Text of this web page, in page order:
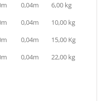
0,04m
6,00 kg
0,04m
10,00 kg
0,04m
15,00 Kg
0,04m 22,00 kg